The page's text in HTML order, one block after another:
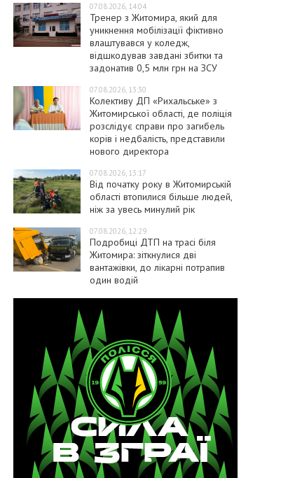
07.08.2026, 14:04
Тренер з Житомира, який для
уникнення мобілізації фіктивно
влаштувався у коледж,
відшкодував завдані збитки та
задонатив 0,5 млн грн на ЗСУ
07.08.2026, 13:30
Колективу ДП «Рихальське» з
Житомирської області, де поліція
розслідує справи про загибель
корів і недбалість, представили
нового директора
07.08.2026, 13:17
Від початку року в Житомирській
області втопилися більше людей,
ніж за увесь минулий рік
07.08.2026, 12:29
Подробиці ДТП на трасі біля
Житомира: зіткнулися дві
вантажівки, до лікарні потрапив
один водій